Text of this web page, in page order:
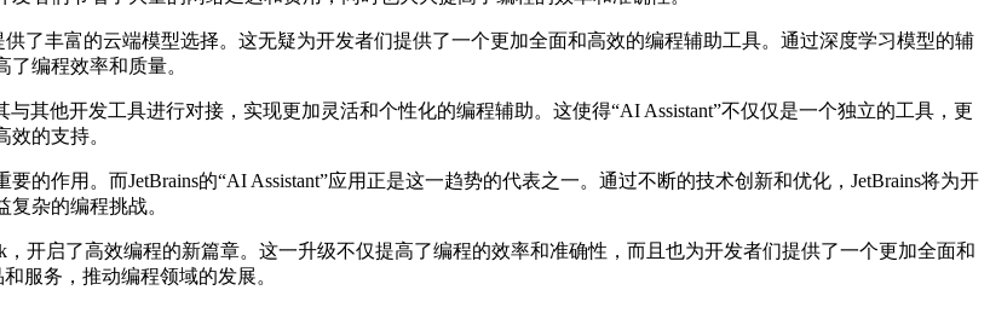
了丰富的云端模型选择。这无疑为开发者们提供了一个更加全面和高效的编程辅助工具。通过深度学习模型的辅
编程效率和质量。
其他开发工具进行对接，实现更加灵活和个性化的编程辅助。这使得“AI Assistant”不仅仅是一个独立的工具，更
的支持。
作用。而JetBrains的“AI Assistant”应用正是这一趋势的代表之一。通过不断的技术创新和优化，JetBrains将为开
杂的编程挑战。
开启了高效编程的新篇章。这一升级不仅提高了编程的效率和准确性，而且也为开发者们提供了一个更加全面和
服务，推动编程领域的发展。